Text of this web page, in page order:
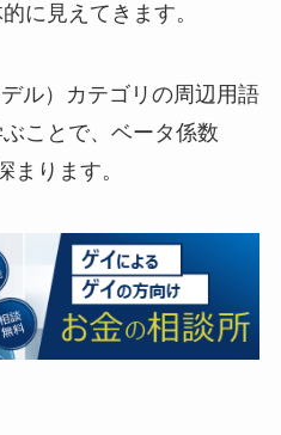
に見えてきます。
ル）カテゴリの周辺用語
ことで、ベータ係数
まります。